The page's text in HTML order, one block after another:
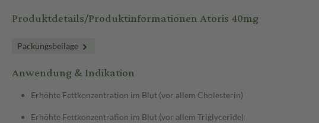
Produktdetails/Produktinformationen Atoris 40mg
Packungsbeilage
Anwendung & Indikation
Erhöhte Fettkonzentration im Blut (vor allem Cholesterin)
Erhöhte Fettkonzentration im Blut (vor allem Triglyceride)